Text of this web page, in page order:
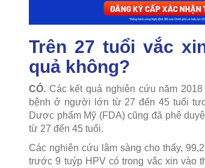
Trên 27 tuổi vắc
quả không?
CÓ. Các kết quả nghiên cứu năm
bệnh ở người lớn từ 27 đến 45 tuổi
Dược phẩm Mỹ (FDA) cũng đã phê
từ 27 đến 45 tuổi.
Các nghiên cứu lâm sàng cho thấy,
trước 9 tuýp HPV có trong vắc xin vào